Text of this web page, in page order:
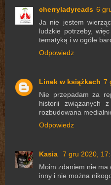
cherryladyreads 6
Ja nie jestem
ludzkie potrzeby,
tematyką i w ogóle
Odpowiedz
Linek w książkach 7
Nie przepadam za
historii związanych
rozbudowana
Odpowiedz
Kasia
7 gru 2020,
Moim zdaniem nie ma
inny i nie można